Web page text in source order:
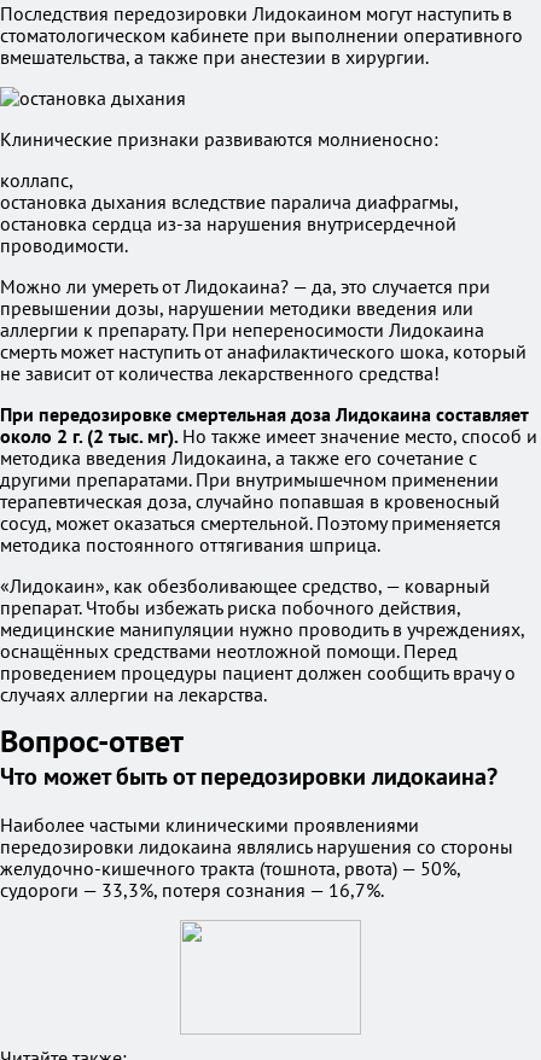
Последствия передозировки Лидокаином могут наступить в
стоматологическом кабинете при выполнении оперативного
вмешательства, а также при анестезии в хирургии.
Клинические признаки развиваются молниеносно:
коллапс,
остановка дыхания вследствие паралича диафрагмы,
остановка сердца из-за нарушения внутрисердечной
проводимости.
Можно ли умереть от Лидокаина? — да, это случается при
превышении дозы, нарушении методики введения или
аллергии к препарату. При непереносимости Лидокаина
смерть может наступить от анафилактического шока, который
не зависит от количества лекарственного средства!
При передозировке смертельная доза Лидокаина составляет
около 2 г. (2 тыс. мг). Но также имеет значение место, способ и
методика введения Лидокаина, а также его сочетание с
другими препаратами. При внутримышечном применении
терапевтическая доза, случайно попавшая в кровеносный
сосуд, может оказаться смертельной. Поэтому применяется
методика постоянного оттягивания шприца.
«Лидокаин», как обезболивающее средство, — коварный
препарат. Чтобы избежать риска побочного действия,
медицинские манипуляции нужно проводить в учреждениях,
оснащённых средствами неотложной помощи. Перед
проведением процедуры пациент должен сообщить врачу о
случаях аллергии на лекарства.
Вопрос-ответ
Что может быть от передозировки лидокаина?
Наиболее частыми клиническими проявлениями
передозировки лидокаина являлись нарушения со стороны
желудочно-кишечного тракта (тошнота, рвота) — 50%,
судороги — 33,3%, потеря сознания — 16,7%.